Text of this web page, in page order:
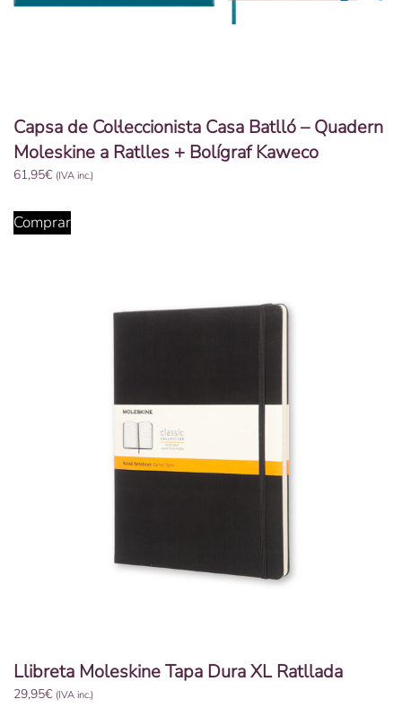
Capsa de Col·leccionista Casa Batlló – Quadern
Moleskine a Ratlles + Bolígraf Kaweco
61,95€ (IVA inc.)
Comprar
Llibreta Moleskine Tapa Dura XL Ratllada
29,95€ (IVA inc.)